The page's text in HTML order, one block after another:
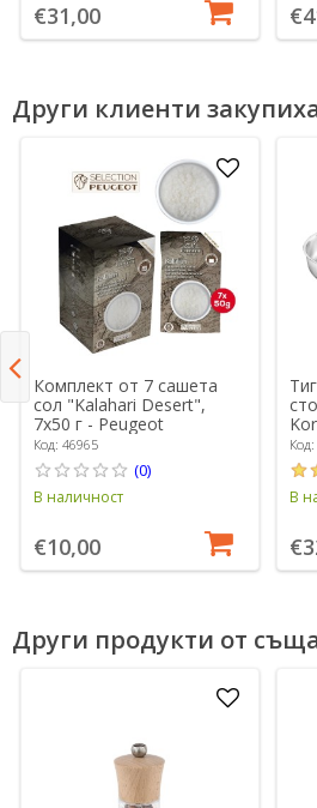
€31,00
Други клиенти
Комплект от 7 сашета
сол "Kalahari Desert",
7x50 г - Peugeot
Код: 46965
(0)
В наличност
€10,00
В
Други продукти от